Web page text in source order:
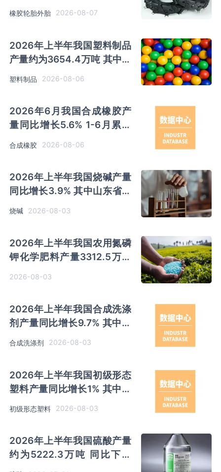
累计产量同比增长2%
橡胶轮胎外胎 2026-08-07
2026年上半年我国塑料制品
产量约为3654.4万吨 其中江
18.9%、16.0%
塑料制品 2026-08-06
2026年6月我国合成橡胶产
量同比增长5.6% 1-6月累计
合成橡胶 2026-08-06
2026年上半年我国烧碱产量
同比增长3.9% 其中山东省产
量最多 占比28.7%
烧碱 2026-08-03
2026年上半年我国农用氮磷
钾化学肥料产量3312.5万吨
2026-08-03
2026年上半年我国合成洗涤
剂产量同比增长9.7% 其中广
合成洗涤剂 2026-08-03
2026年上半年我国初级形态
塑料产量同比增长1% 其中浙
12.17%、12.06%
初级形态塑料 2026-08-03
2026年上半年我国硫酸产量
约为5222.3万吨 同比下降
0.1% 其中云南以791.99万吨